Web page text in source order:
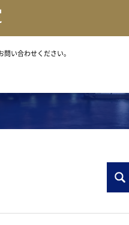
い合わせください。